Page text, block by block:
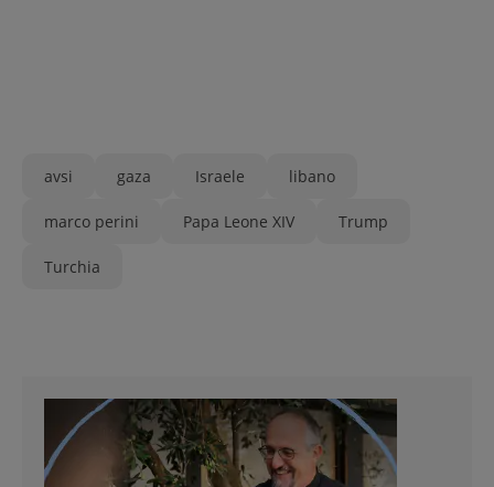
avsi gaza Israele libano
marco perini Papa Leone XIV Trump
Turchia